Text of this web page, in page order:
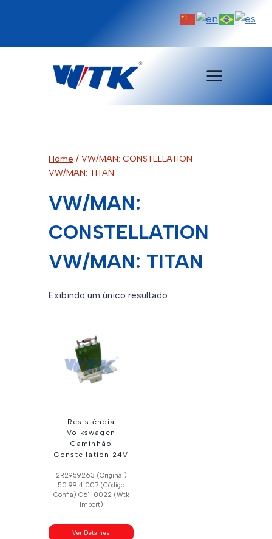
Home / VW/MAN: CONSTELLATION
VW/MAN: TITAN
VW/MAN:
CONSTELLATION
VW/MAN: TITAN
Exibindo um único resultado
Resistência
Volkswagen
Caminhão
Constellation 24V
2R2959263 (Original)
50.99.4.007 (Código
Confia) C61-0022 (Wtk
Import)
Ver Detalhes